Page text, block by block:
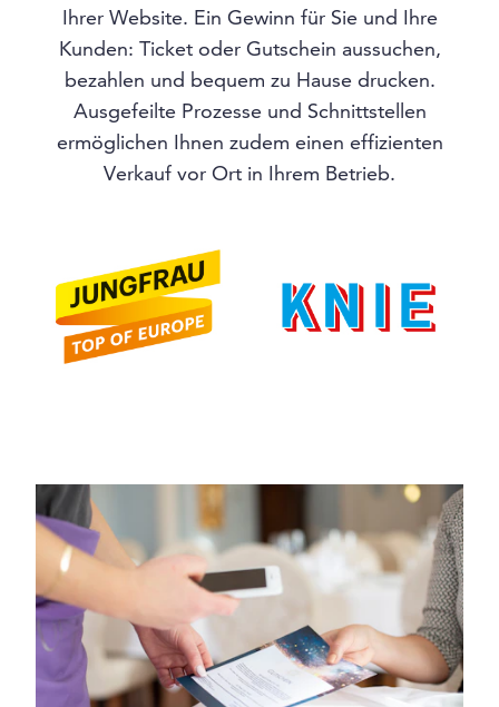
Ihrer Website. Ein Gewinn für Sie und Ihre
Kunden: Ticket oder Gutschein aussuchen,
bezahlen und bequem zu Hause drucken.
Ausgefeilte Prozesse und Schnittstellen
ermöglichen Ihnen zudem einen effizienten
Verkauf vor Ort in Ihrem Betrieb.